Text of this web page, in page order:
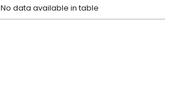
No data available in table